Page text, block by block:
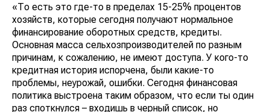
«То есть это где-то в пределах 15-25% процентов
хозяйств, которые сегодня получают нормальное
финансирование оборотных средств, кредиты.
Основная масса сельхозпроизводителей по разным
причинам, к сожалению, не имеют доступа. У кого-то
кредитная история испорчена, были какие-то
проблемы, неурожай, ошибки. Сегодня финансовая
политика выстроена таким образом, что если ты один
раз споткнулся – входишь в черный список, но